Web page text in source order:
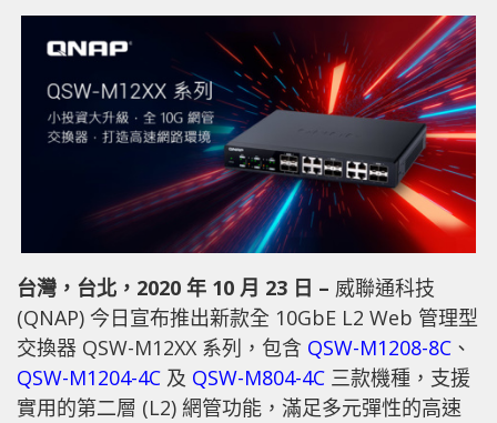
台灣，台北，2020 年 10 月 23 日 – 威聯通科技
(QNAP) 今日宣布推出新款全 10GbE L2 Web 管理型
交換器 QSW-M12XX 系列，包含 QSW-M1208-8C 、
QSW-M1204-4C 及 QSW-M804-4C 三款機種，支援
實用的第二層 (L2) 網管功能，滿足多元彈性的高速